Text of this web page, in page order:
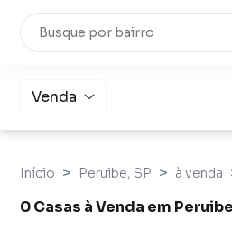
Venda
Início Peruibe, SP à venda
0 Casas à Venda em